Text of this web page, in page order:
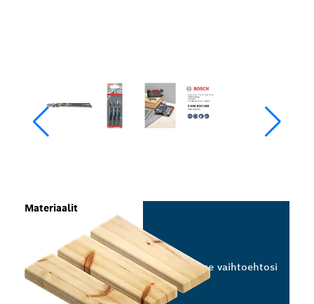
Materiaalit
Valitse vaihtoehtosi